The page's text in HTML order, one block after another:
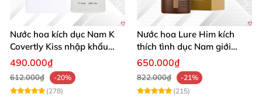
Nước hoa kích dục Nam K
Covertly Kiss nhập khẩu
chính hãng quyến rũ
490.000₫
612.000₫
-20%
(278)
Nước hoa Lure Him kích
thích tình dục Nam giới
không mùi loại cực mạnh
650.000₫
822.000₫
-21%
(215)